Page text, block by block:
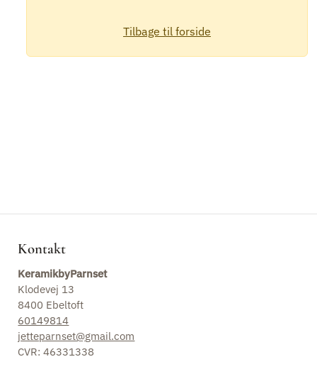
Vaser
Keramiske ophæng
Kander
Lysestager
Tilbage til forside
Kontakt
KeramikbyParnset
Klodevej 13
8400 Ebeltoft
60149814
jetteparnset@gmail.com
CVR: 46331338